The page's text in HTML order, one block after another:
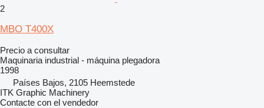
2
MBO T400X
Precio a consultar
Maquinaria industrial - máquina plegadora
1998
Países Bajos, 2105 Heemstede
ITK Graphic Machinery
Contacte con el vendedor